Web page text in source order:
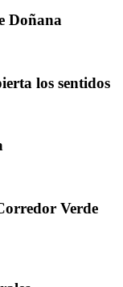
Doñana
los sentidos
Verde